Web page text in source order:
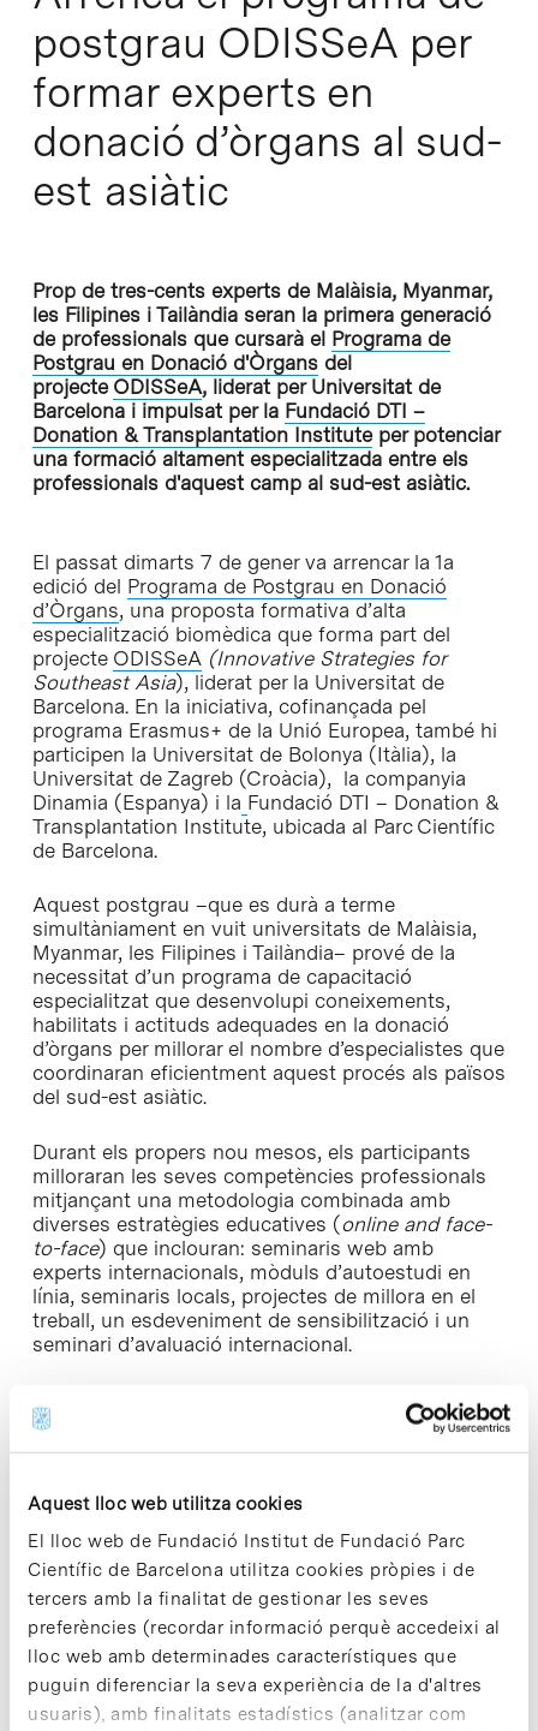
Aquest lloc web utilitza cookies
El lloc web de Fundació Institut de Fundació Parc
Científic de Barcelona utilitza cookies pròpies i de
tercers amb la finalitat de gestionar les seves
preferències (recordar informació perquè accedeixi al
lloc web amb determinades característiques que
puguin diferenciar la seva experiència de la d'altres
usuaris), amb finalitats estadístics (analitzar com
postgrau ODISSeA per
formar experts en
donació d’òrgans al sud-
est asiàtic
Prop de tres-cents experts de Malàisia, Myanmar,
les Filipines i Tailàndia seran la primera generació
de professionals que cursarà el Programa de
Postgrau en Donació d'Òrgansdel
projecte ODISSeA, liderat per Universitat de
Barcelona i impulsat per la Fundació DTI –
Donation & Transplantation Instituteper potenciar
una formació altament especialitzada entre els
professionals d'aquest camp al sud-est asiàtic.
El passat dimarts 7 de gener va arrencar la 1a
edició del Programa de Postgrau en Donació
d’Òrgans, una proposta formativa d’alta
especialització biomèdica que forma part del
projecte ODISSeA (Innovative Strategies for
Southeast Asia), liderat per la Universitat de
Barcelona. En la iniciativa, cofinançada pel
programa Erasmus+ de la Unió Europea, també hi
participen la Universitat de Bolonya (Itàlia), la
Universitat de Zagreb (Croàcia), la companyia
Dinamia (Espanya) i la Fundació DTI – Donation &
Transplantation Institute, ubicada al Parc Científic
de Barcelona.
Aquest postgrau –que es durà a terme
simultàniament en vuit universitats de Malàisia,
Myanmar, les Filipines i Tailàndia– prové de la
necessitat d’un programa de capacitació
especialitzat que desenvolupi coneixements,
habilitats i actituds adequades en la donació
d’òrgans per millorar el nombre d’especialistes que
coordinaran eficientment aquest procés als països
del sud-est asiàtic.
Durant els propers nou mesos, els participants
milloraran les seves competències professionals
mitjançant una metodologia combinada amb
diverses estratègies educatives (online and face-
to-face) que inclouran: seminaris web amb
experts internacionals, mòduls d’autoestudi en
línia, seminaris locals, projectes de millora en el
treball, un esdeveniment de sensibilització i un
seminari d’avaluació internacional.
Per transferir el coneixement teòric a la pràctica
clínica, els alumnes comptaran amb el suport
d’experts internacionals, així com dels
completar el programa ODISSeA
que es va desenvolupar el mes de maig del 2019 a
Barcelona.
► Notícia relacionada [+]